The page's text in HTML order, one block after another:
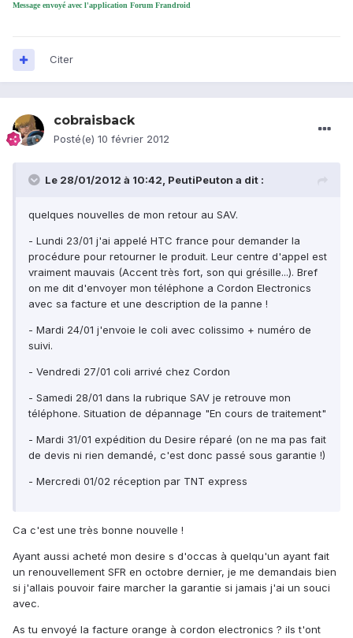
Message envoyé avec l'application Forum Frandroid
Citer
cobraisback
Posté(e) 10 février 2012
Le 28/01/2012 à 10:42, PeutiPeuton a dit :
quelques nouvelles de mon retour au SAV.
- Lundi 23/01 j'ai appelé HTC france pour demander la
procédure pour retourner le produit. Leur centre d'appel est
vraiment mauvais (Accent très fort, son qui grésille...). Bref
on me dit d'envoyer mon téléphone a Cordon Electronics
avec sa facture et une description de la panne !
- Mardi 24/01 j'envoie le coli avec colissimo + numéro de
suivi.
- Vendredi 27/01 coli arrivé chez Cordon
- Samedi 28/01 dans la rubrique SAV je retrouve mon
téléphone. Situation de dépannage "En cours de traitement"
- Mardi 31/01 expédition du Desire réparé (on ne ma pas fait
de devis ni rien demandé, c'est donc passé sous garantie !)
- Mercredi 01/02 réception par TNT express
Ca c'est une très bonne nouvelle !
Ayant aussi acheté mon desire s d'occas à quelqu'un ayant fait
un renouvellement SFR en octobre dernier, je me demandais bien
si j'allais pouvoir faire marcher la garantie si jamais j'ai un souci
avec.
As tu envoyé la facture orange à cordon electronics ? ils t'ont